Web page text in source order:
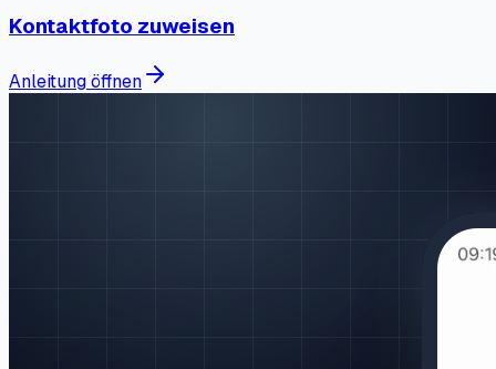
Kontaktfoto zuweisen
Anleitung öffnen